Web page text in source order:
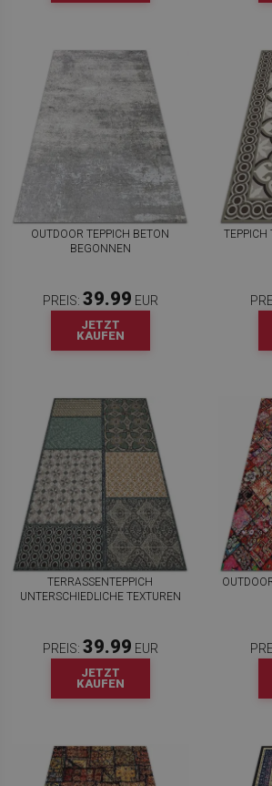
OUTDOOR TEPPICH BETON
BEGONNEN
PREIS: 39.99 EUR
JETZT
KAUFEN
TEPPICH
TERRASSENTEPPICH
UNTERSCHIEDLICHE TEXTUREN
PREIS: 39.99 EUR
JETZT
KAUFEN